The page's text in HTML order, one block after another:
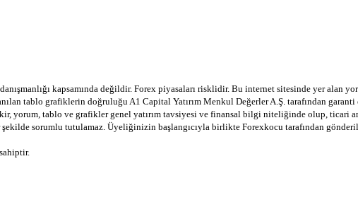
kapsamında değildir. Forex piyasaları risklidir. Bu internet sitesinde yer alan
tablo grafiklerin doğruluğu A1 Capital Yatırım Menkul Değerler A.Ş. tarafından
yorum, tablo ve grafikler genel yatırım tavsiyesi ve finansal bilgi niteliğinde olup, ticari
sorumlu tutulamaz. Üyeliğinizin başlangıcıyla birlikte Forexkocu tarafından